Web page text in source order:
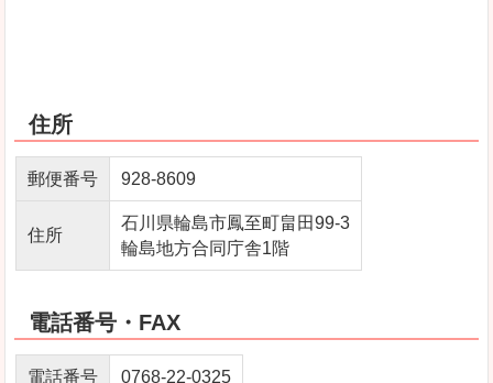
住所
郵便番号 928‐8609
住所
石川県輪島市鳳至町畠田99‐3
輪島地方合同庁舎1階
電話番号・FAX
電話番号 0768-22-0325